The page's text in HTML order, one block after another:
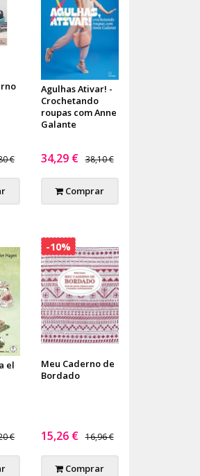
€
Agulhas Ativar! -
Crochetando
roupas com Anne
Galante
34,29 € 38,10 €
Comprar
el
€
Meu Caderno de
Bordado
15,26 € 16,96 €
Comprar
-10%